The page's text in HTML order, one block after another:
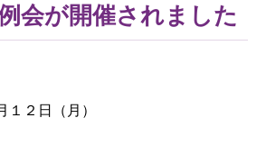
会が開催されました
１２日（月）